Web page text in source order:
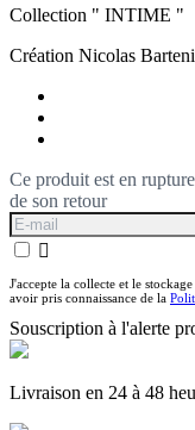
Collection " INTIME "
Création Nicolas
Ce produit est en
de son retour

J'accepte la collecte et le
avoir pris connaissance de la
Souscription à l'alerte
Livraison en 24 à 48